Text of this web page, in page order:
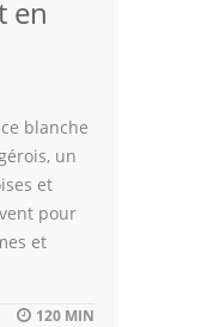
en
blanche
un
et
pour
et
120 MIN